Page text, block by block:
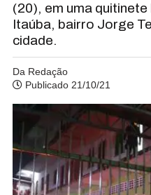
(20), em uma
Itaúba, bairro Jorge
cidade.
Da Redação
Publicado 21/10/21